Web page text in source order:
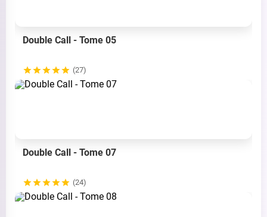
Double Call - Tome 05
(27)
Double Call - Tome 07
(24)